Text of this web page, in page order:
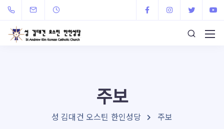
주보
성 김대건 오스틴 한인성당 주보